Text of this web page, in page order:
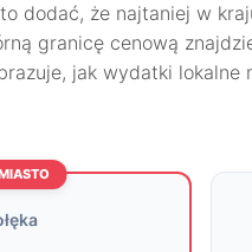
dodać, że najtaniej w
granicę cenową
jak wydatki